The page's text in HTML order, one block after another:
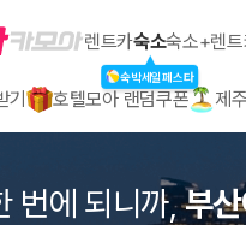
비교 플랫폼
렌트카숙소
숙박세일페스타
숙소+렌
기 호텔모아 랜덤쿠폰 제
번에 되니까,부